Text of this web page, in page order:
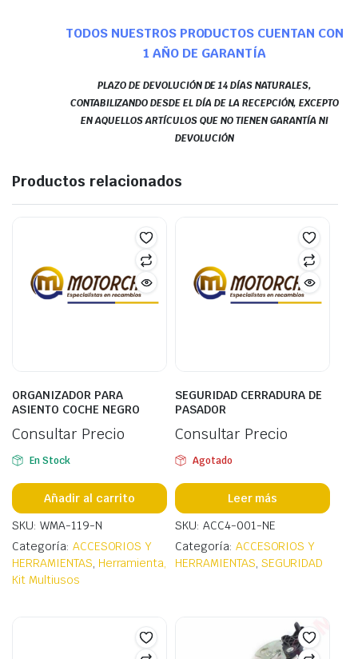
TODOS NUESTROS PRODUCTOS CUENTAN CON
1 AÑO DE GARANTÍA
PLAZO DE DEVOLUCIÓN DE 14 DÍAS NATURALES,
CONTABILIZANDO DESDE EL DÍA DE LA RECEPCIÓN, EXCEPTO
EN AQUELLOS ARTÍCULOS QUE NO TIENEN GARANTÍA NI
DEVOLUCIÓN
Productos relacionados
ORGANIZADOR PARA
ASIENTO COCHE NEGRO
Consultar Precio
En Stock
Añadir al carrito
SKU: WMA-119-N
Categoría: ACCESORIOS Y
HERRAMIENTAS, Herramienta,
Kit Multiusos
SEGURIDAD CERRADURA DE
PASADOR
Consultar Precio
Agotado
Leer más
SKU: ACC4-001-NE
Categoría: ACCESORIOS Y
HERRAMIENTAS, SEGURIDAD